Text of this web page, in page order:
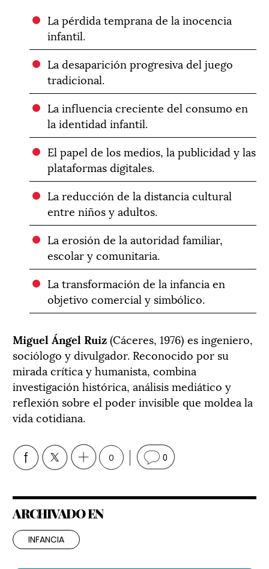
La pérdida temprana de la inocencia
infantil.
La desaparición progresiva del juego
tradicional.
La influencia creciente del consumo en
la identidad infantil.
El papel de los medios, la publicidad y las
plataformas digitales.
La reducción de la distancia cultural
entre niños y adultos.
La erosión de la autoridad familiar,
escolar y comunitaria.
La transformación de la infancia en
objetivo comercial y simbólico.
Miguel Ángel Ruiz(Cáceres, 1976) es ingeniero,
sociólogo y divulgador. Reconocido por su
mirada crítica y humanista, combina
investigación histórica, análisis mediático y
reflexión sobre el poder invisible que moldea la
vida cotidiana.
0 0
ARCHIVADO EN
INFANCIA